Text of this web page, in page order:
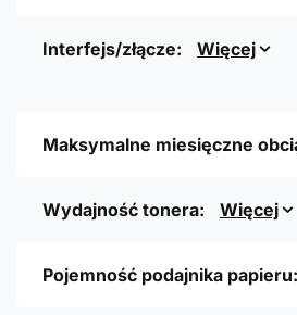
Interfejs/złącze: Więcej
Maksymalne miesięczne
Wydajność tonera: Więcej
Pojemność podajnika papieru: